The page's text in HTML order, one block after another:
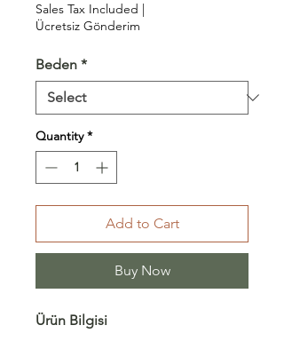
Sales Tax Included |
Ücretsiz Gönderim
Beden *
Quantity *
Add to Cart
Buy Now
Ürün Bilgisi